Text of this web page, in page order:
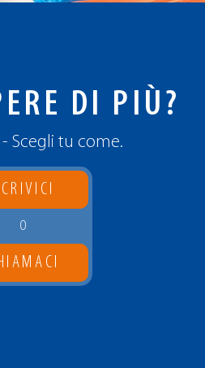
DI PIÙ?
Scegli tu come.
O